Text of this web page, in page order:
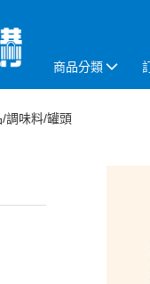
商品分類
調味料/罐頭